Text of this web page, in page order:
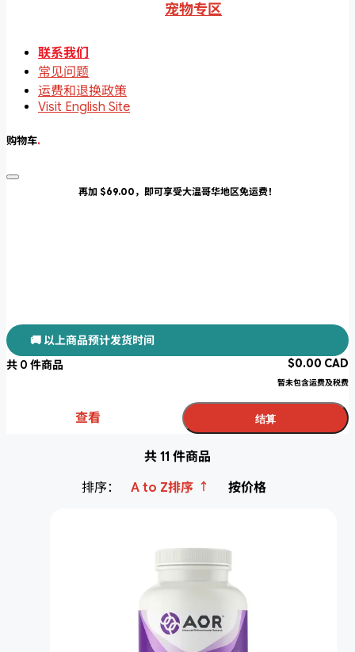
宠物专区
联系我们
常见问题
运费和退换政策
Visit English Site
购物车.
再加 $69.00，即可享受大温哥华地区免运费！
🚚 以上商品预计发货时间
共 0 件商品 $0.00 CAD
暂未包含运费及税费
查看 结算
共 11 件商品
排序：
A to Z排序 ↑ 按价格